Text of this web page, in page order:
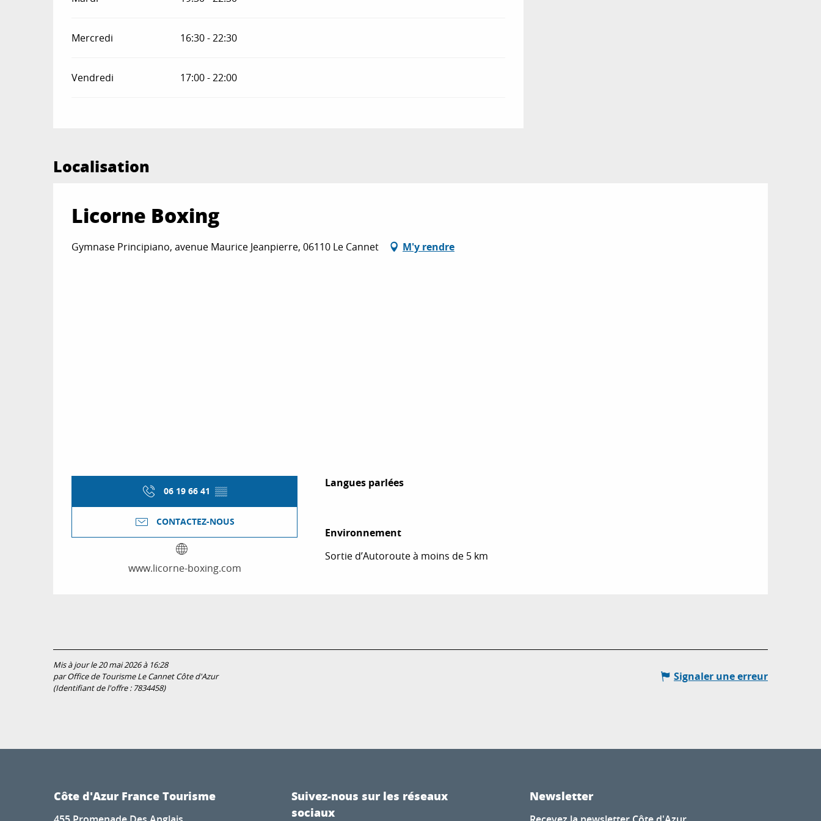
Mercredi 16:30 - 22:30
Vendredi 17:00 - 22:00
Localisation
Licorne Boxing
Gymnase Principiano, avenue Maurice Jeanpierre, 06110 Le Cannet M'y rendre
06 19 66 41 ▒▒
CONTACTEZ-NOUS
www.licorne-boxing.com
Langues parlées
Langues parlées
Environnement
Environnement
Sortie d’Autoroute à moins de 5 km
Mis à jour le 20 mai 2026 à 16:28
par Office de Tourisme Le Cannet Côte d'Azur
(Identifiant de l'offre : 7834458)
Signaler une erreur
Côte d'Azur France Tourisme
Suivez-nous sur les réseaux
sociaux
Newsletter